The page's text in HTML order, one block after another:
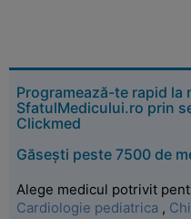
Programează-te rapid la
SfatulMedicului.ro prin
Clickmed
Găsești peste 7500 de
Alege medicul potrivit
Cardiologie pediatrica ,